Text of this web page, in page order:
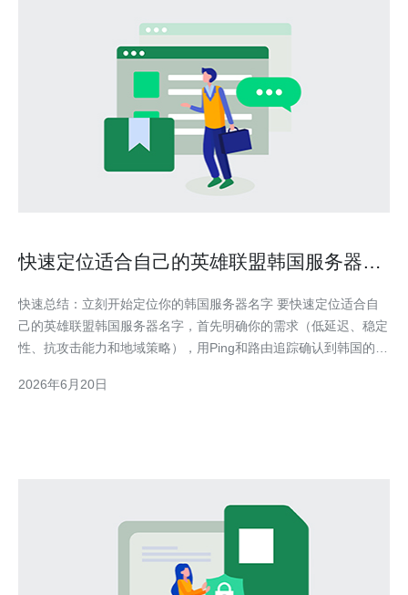
快速定位适合自己的英雄联盟韩国服务器名
快速总结：立刻开始定位你的韩国服务器名字 要快速定位适合自
己的英雄联盟韩国服务器名字，首先明确你的需求（低延迟、稳定
性、抗攻击能力和地域策略），用Ping和路由追踪确认到韩国的带
选择承载环境时优先考虑提供DDoS防御、多点接入的CDN及专业
2026年6月20日